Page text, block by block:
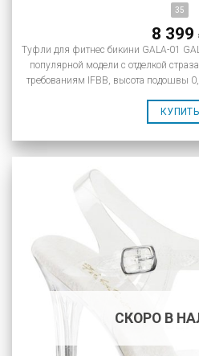
35
8 399
Туфли для фитнес бикини GALA-01
популярной модели с отделкой
требованиям IFBB, высота подошвы
КУПИТЬ
СКОРО В